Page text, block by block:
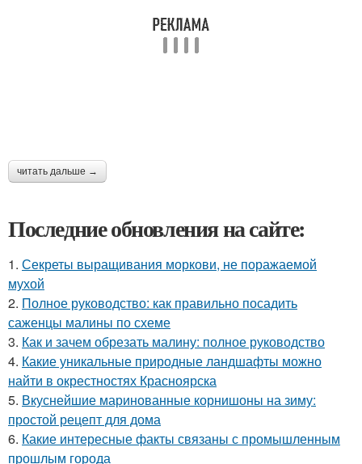
читать дальше →
Последние обновления на сайте:
1. Секреты выращивания моркови, не поражаемой
мухой
2. Полное руководство: как правильно посадить
саженцы малины по схеме
3. Как и зачем обрезать малину: полное руководство
4. Какие уникальные природные ландшафты можно
найти в окрестностях Красноярска
5. Вкуснейшие маринованные корнишоны на зиму:
простой рецепт для дома
6. Какие интересные факты связаны с промышленным
прошлым города